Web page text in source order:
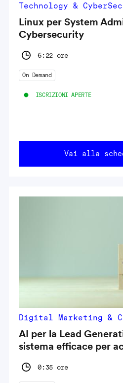
Technology &
Linux per System
Cybersecurity
6:22 ore
On Demand
ISCRIZIONI APERTE
Vai alla
Digital Marketing &
AI per la Lead
sistema efficace per
0:35 ore